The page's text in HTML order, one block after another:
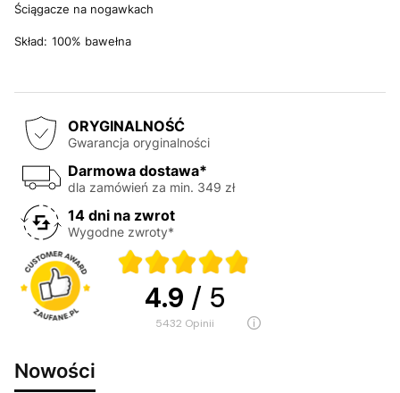
Ściągacze na nogawkach
Skład: 100% bawełna
ORYGINALNOŚĆ
Gwarancja oryginalności
Darmowa dostawa*
dla zamówień za min. 349 zł
14 dni na zwrot
Wygodne zwroty*
4.9 / 5
5432 opinii
Nowości